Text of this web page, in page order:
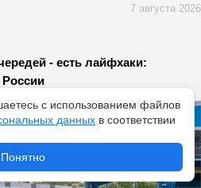
7 августа 2026
- есть лайфхаки:
с использованием файлов
данных в соответствии
Понятно